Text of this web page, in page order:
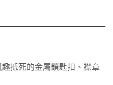
趣抵死的金屬鎖匙扣、襟章